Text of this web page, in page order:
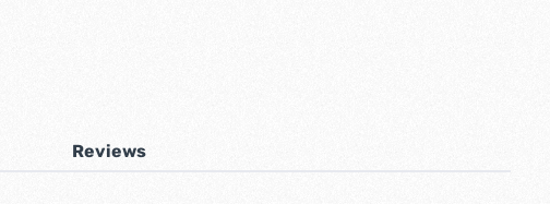
Reviews